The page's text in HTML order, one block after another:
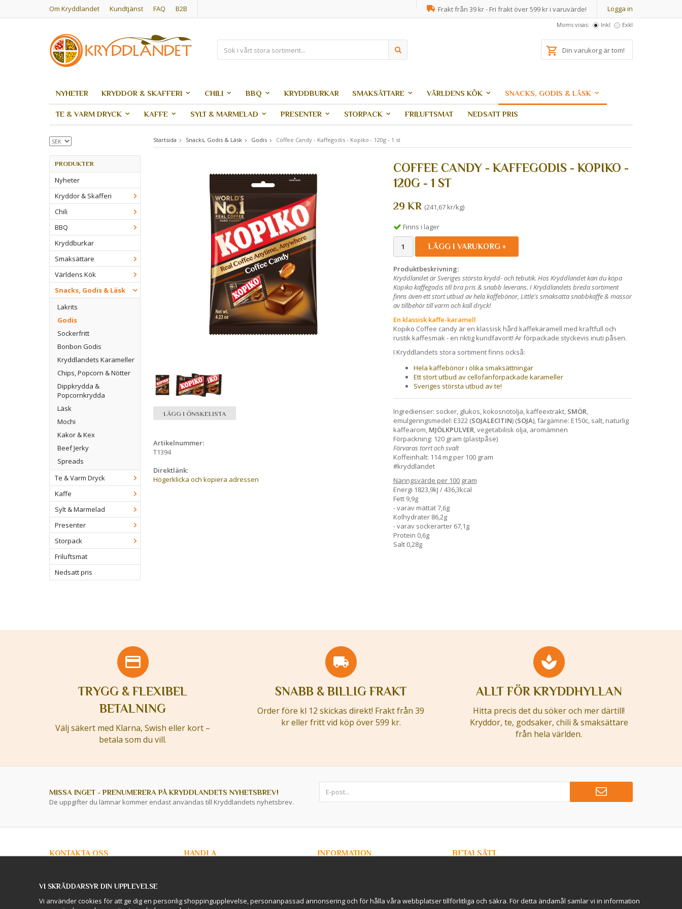
Om Kryddlandet Kundtjänst FAQ B2B Logga in
Frakt från 39 kr - Fri frakt över 599 kr i varuvärde!
Moms visas: Inkl Exkl
Din varukorg är tom!
NYHETER KRYDDOR & SKAFFERI CHILI BBQ KRYDDBURKAR SMAKSÄTTARE VÄRLDENS KÖK SNACKS, GODIS & LÄSK
TE & VARM DRYCK KAFFE SYLT & MARMELAD PRESENTER STORPACK FRILUFTSMAT NEDSATT PRIS
PRODUKTER
Nyheter
Kryddor & Skafferi
Chili
BBQ
Kryddburkar
Smaksättare
Världens Kök
Snacks, Godis & Läsk
Lakrits
Godis
Sockerfritt
Bonbon Godis
Kryddlandets Karameller
Chips, Popcorn & Nötter
Dippkrydda &
Popcornkrydda
Läsk
Mochi
Kakor & Kex
Beef Jerky
Spreads
Te & Varm Dryck
Kaffe
Sylt & Marmelad
Presenter
Storpack
Friluftsmat
Nedsatt pris
Startsida Snacks, Godis & Läsk Godis Coffee Candy - Kaffegodis - Kopiko - 120g - 1 st
COFFEE CANDY - KAFFEGODIS - KOPIKO -
120G - 1 ST
29 KR (241,67 kr/kg)
Finns i lager
LÄGG I VARUKORG »
Produktbeskrivning:
Kryddlandet är Sveriges största krydd- och tebutik. Hos Kryddlandet kan du köpa
Kopiko kaffegodis till bra pris & snabb leverans. I Kryddlandets breda sortiment
finns även ett stort utbud av hela kaffebönor, Little's smaksatta snabbkaffe & massor
av tillbehör till varm och kall dryck!
En klassisk kaffe-karamell
Kopiko Coffee candy är en klassisk hård kaffekaramell med kraftfull och
rustik kaffesmak - en riktig kundfavorit! Är förpackade styckevis inuti påsen.
I Kryddlandets stora sortiment finns också:
Hela kaffebönor i olika smaksättningar
Ett stort utbud av cellofanförpackade karameller
Sveriges största utbud av te!
Ingredienser: socker, glukos, kokosnötolja, kaffeextrakt, SMÖR
emulgeringsmedel: E322 (SOJALECITIN) (SOJA), färgämne: E150c, salt, naturlig
kaffearom, MJÖLKPULVER , vegetabilisk olja, aromämnen
Förpackning: 120 gram (plastpåse)
Förvaras torrt och svalt
Koffeinhalt: 114 mg per 100 gram
#kryddlandet
Näringsvärde per 100 gram
Energi 1823,9kJ / 436,3kcal
Fett 9,9g
- varav mättat 7,6g
Kolhydrater 86,2g
- varav sockerarter 67,1g
Protein 0,6g
Salt 0,28g
LÄGG I ÖNSKELISTA
Artikelnummer:
T1394
Direktlänk:
Högerklicka och kopiera adressen
TRYGG & FLEXIBEL
BETALNING
Välj säkert med Klarna, Swish eller kort –
betala som du vill.
SNABB & BILLIG FRAKT
Order före kl 12 skickas direkt! Frakt från 39
kr eller fritt vid köp över 599 kr.
ALLT FÖR KRYDDHYLLAN
Hitta precis det du söker och mer därtill!
Kryddor, te, godsaker, chili & smaksättare
från hela världen.
MISSA INGET - PRENUMERERA PÅ KRYDDLANDETS NYHETSBREV!
De uppgifter du lämnar kommer endast användas till Kryddlandets nyhetsbrev.
KONTAKTA OSS
HANDLA
Lagershop / Orderavhämtning i
INFORMATION
International Shipping
BETALSÄTT
VI SKRÄDDARSYR DIN UPPLEVELSE
Vi använder cookies för att ge dig en personlig shoppingupplevelse, personanpassad annonsering och för hålla våra webbplatser tillförlitliga och säkra. För detta ändamål samlar vi in information